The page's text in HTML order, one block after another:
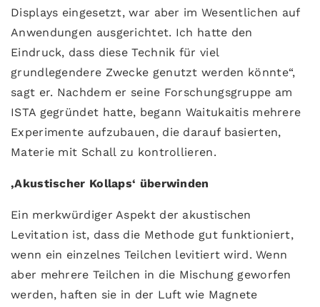
Displays eingesetzt, war aber im Wesentlichen auf
Anwendungen ausgerichtet. Ich hatte den
Eindruck, dass diese Technik für viel
grundlegendere Zwecke genutzt werden könnte“,
sagt er. Nachdem er seine Forschungsgruppe am
ISTA gegründet hatte, begann Waitukaitis mehrere
Experimente aufzubauen, die darauf basierten,
Materie mit Schall zu kontrollieren.
‚Akustischer Kollaps‘ überwinden
Ein merkwürdiger Aspekt der akustischen
Levitation ist, dass die Methode gut funktioniert,
wenn ein einzelnes Teilchen levitiert wird. Wenn
aber mehrere Teilchen in die Mischung geworfen
werden, haften sie in der Luft wie Magnete